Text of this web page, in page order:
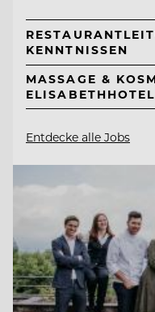
KENNTNISSEN
MASSAGE &
ELISABETHHOTEL
Entdecke alle Jobs